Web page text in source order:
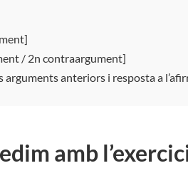
/ 2n contraargument]
arguments anteriors i resposta a
amb l’